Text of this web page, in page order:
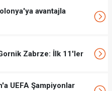
avantajla
Zabrze: İlk 11'ler
UEFA Şampiyonlar